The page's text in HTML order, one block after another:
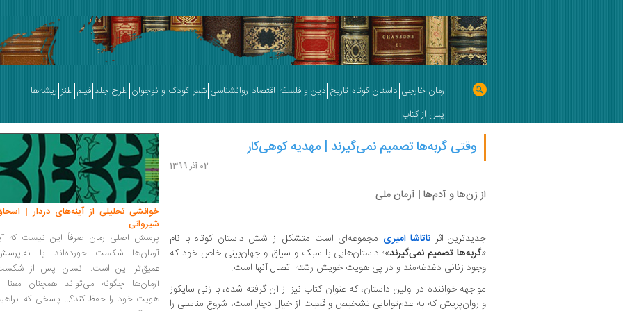
رمان خارجی داستان کوتاه تاریخ دین و فلسفه اقتصاد روانشناسی شعر کودک و نوجوان طرح جلد فیلم طنز ریشه‌ها
پس از کتاب
وقتی گربه‌ها تصمیم نمی‌گیرند | مهدیه کوهی‌کار
02 آذر 1399
از زن‌ها و آدم‌ها | آرمان ملی
جدیدترین اثر ناتاشا امیری مجموعه‌ای است متشکل از شش داستان کوتاه با نام
«گربه‌ها تصمیم نمی‌گیرند»؛ داستان‌هایی با سبک و سیاق و جهان‌بینی خاص خود که
وجود زنانی دغدغه‌مند و در پی هویت خویش رشته‌ اتصال آنها است.
مواجهه‌ خواننده در اولین داستان، که عنوان کتاب نیز از آن گرفته شده، با زنی سایکوز
و روان‌پریش که به عدم‌توانایی تشخیص واقعیت از خیال دچار است، شروع مناسبی را
خوانشی تحلیلی از آینه‌های دردار |
شیروانی
پرسش اصلی رمان صرفاً این نیست که
آرمان‌ها شکست خورده‌اند یا
عمیق‌تر این است: انسان پس از
آرمان‌ها چگونه می‌تواند همچنان معنا
هویت خود را حفظ کند؟... پاسخی که